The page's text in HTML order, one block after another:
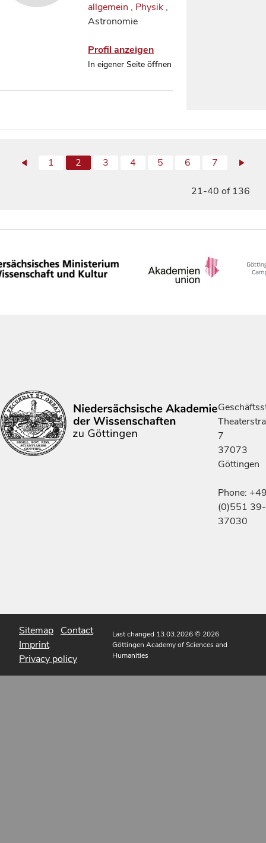
allgemein , Physik ,
Astronomie
Profil anzeigen
In eigener Seite öffnen
1 2 3 4 5 6 7
21-40 of 136
7
37073
Göttingen
Phone:
(0)551 39-
37030
Sitemap Contact
Imprint
Privacy policy
Last changed 13.03.2026© 2026
Göttingen Academy of Sciences and
Humanities